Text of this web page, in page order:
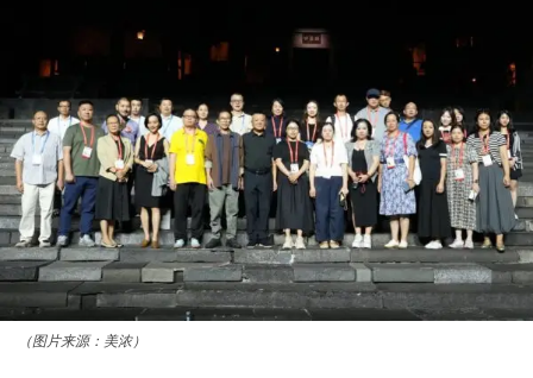
（图片来源：美浓）